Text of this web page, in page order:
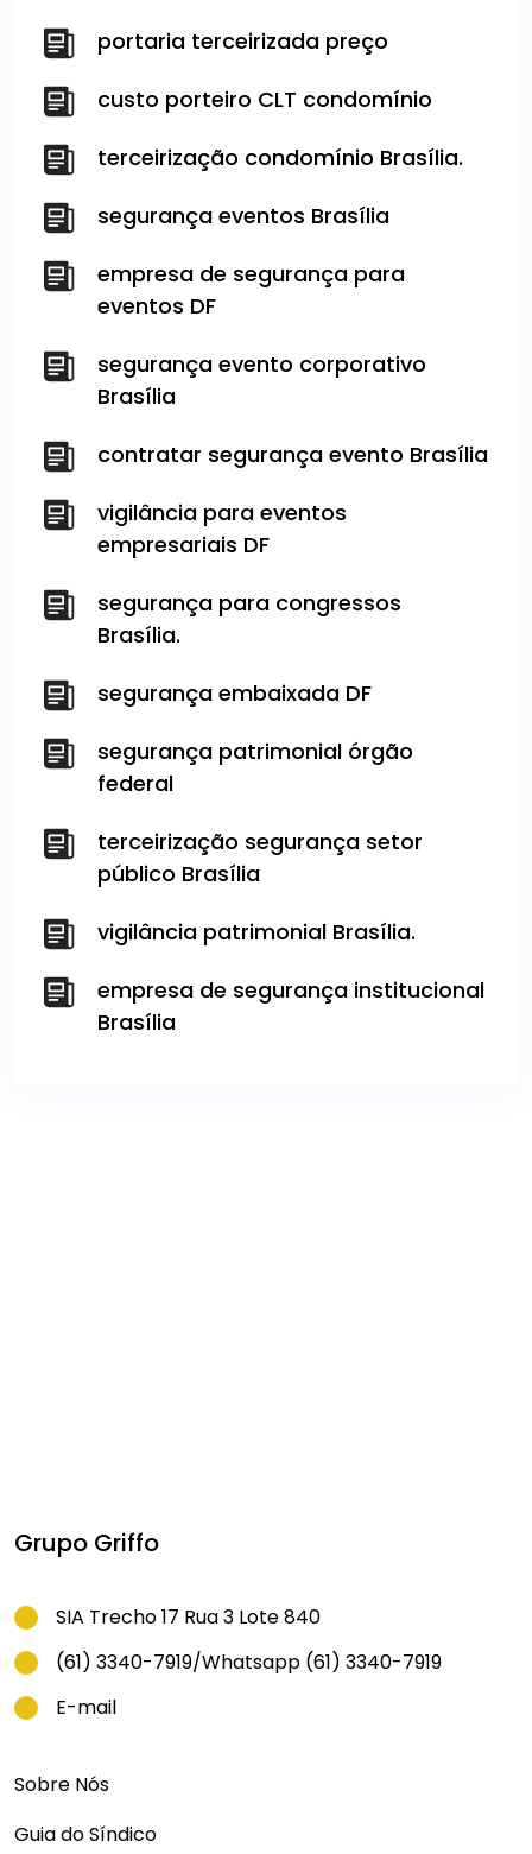
portaria terceirizada preço
custo porteiro CLT condomínio
terceirização condomínio Brasília.
segurança eventos Brasília
empresa de segurança para
eventos DF
segurança evento corporativo
Brasília
contratar segurança evento Brasília
vigilância para eventos
empresariais DF
segurança para congressos
Brasília.
segurança embaixada DF
segurança patrimonial órgão
federal
terceirização segurança setor
público Brasília
vigilância patrimonial Brasília.
empresa de segurança institucional
Brasília
Grupo Griffo
SIA Trecho 17 Rua 3 Lote 840
(61) 3340-7919/Whatsapp (61) 3340-7919
E-mail
Sobre Nós
Guia do Síndico